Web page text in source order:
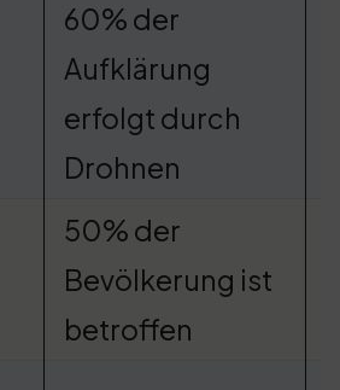
60% der
Aufklärung
erfolgt durch
Drohnen
50% der
Bevölkerung ist
betroffen